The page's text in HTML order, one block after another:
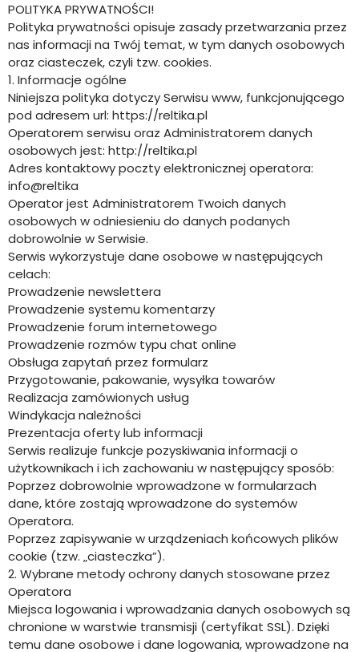
POLITYKA PRYWATNOŚCI!
Polityka prywatności opisuje zasady przetwarzania przez
nas informacji na Twój temat, w tym danych osobowych
oraz ciasteczek, czyli tzw. cookies.
1. Informacje ogólne
Niniejsza polityka dotyczy Serwisu www, funkcjonującego
pod adresem url: https://reltika.pl
Operatorem serwisu oraz Administratorem danych
osobowych jest: http://reltika.pl
Adres kontaktowy poczty elektronicznej operatora:
info@reltika
Operator jest Administratorem Twoich danych
osobowych w odniesieniu do danych podanych
dobrowolnie w Serwisie.
Serwis wykorzystuje dane osobowe w następujących
celach:
Prowadzenie newslettera
Prowadzenie systemu komentarzy
Prowadzenie forum internetowego
Prowadzenie rozmów typu chat online
Obsługa zapytań przez formularz
Przygotowanie, pakowanie, wysyłka towarów
Realizacja zamówionych usług
Windykacja należności
Prezentacja oferty lub informacji
Serwis realizuje funkcje pozyskiwania informacji o
użytkownikach i ich zachowaniu w następujący sposób:
Poprzez dobrowolnie wprowadzone w formularzach
dane, które zostają wprowadzone do systemów
Operatora.
Poprzez zapisywanie w urządzeniach końcowych plików
cookie (tzw. „ciasteczka”).
2. Wybrane metody ochrony danych stosowane przez
Operatora
Miejsca logowania i wprowadzania danych osobowych są
chronione w warstwie transmisji (certyfikat SSL). Dzięki
temu dane osobowe i dane logowania, wprowadzone na